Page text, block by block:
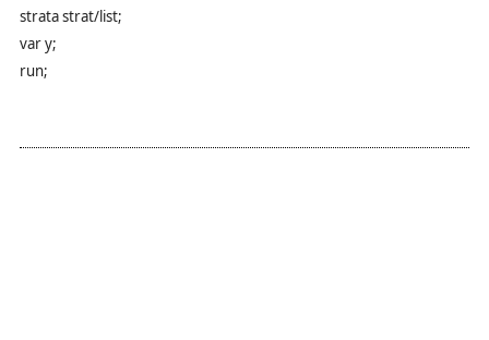
strata strat/list;
var y;
run;